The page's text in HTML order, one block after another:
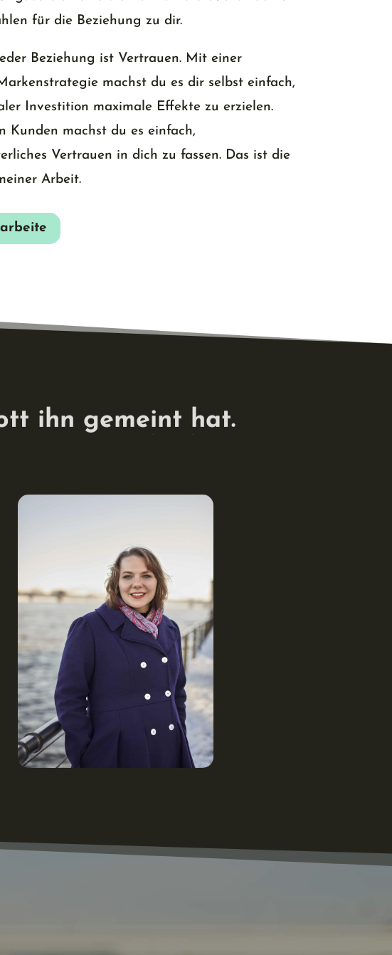
für die Beziehung zu dir.
Beziehung ist Vertrauen. Mit einer
machst du es dir selbst einfach,
Investition maximale Effekte zu erzielen.
Kunden machst du es einfach,
Vertrauen in dich zu fassen. Das ist die
Arbeit.
ihn gemeint hat.